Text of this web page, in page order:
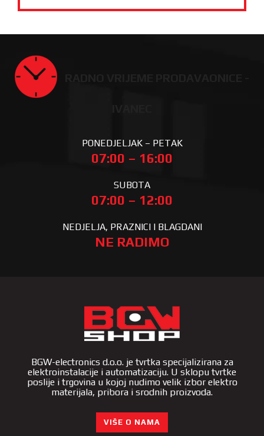
PONEDJELJAK – PETAK
07:00 – 16:00
SUBOTA
07:00 – 12:00
NEDJELJA, PRAZNICI I BLAGDANI
NE RADIMO
BGW-electronics d.o.o. je tvrtka specijalizirana za
elektroinstalacije i automatizaciju. U sklopu tvrtke
poslije i trgovina u kojoj nudimo velik izbor elektro
materijala, pribora i srodnih proizvoda.
VIŠE O NAMA